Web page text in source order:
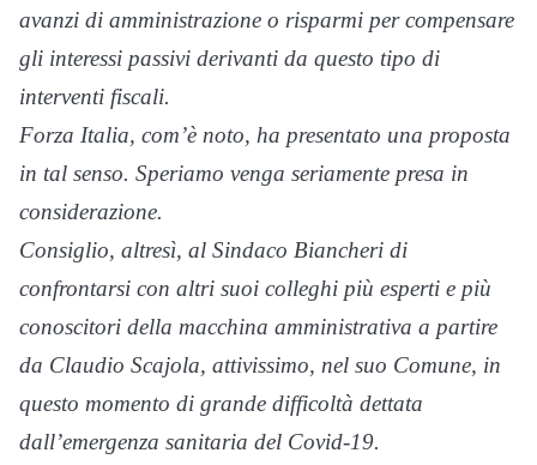
avanzi di amministrazione o risparmi per compensare
gli interessi passivi derivanti da questo tipo di
interventi fiscali.
Forza Italia, com’è noto, ha presentato una proposta
in tal senso. Speriamo venga seriamente presa in
considerazione.
Consiglio, altresì, al Sindaco Biancheri di
confrontarsi con altri suoi colleghi più esperti e più
conoscitori della macchina amministrativa a partire
da Claudio Scajola, attivissimo, nel suo Comune, in
questo momento di grande difficoltà dettata
dall’emergenza sanitaria del Covid-19.